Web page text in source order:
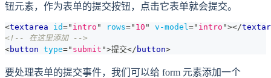
钮元素，作为表单的提交按钮，点击它表单就会提交。
<textarea id=" intro " rows=" 10 " v-model =" intro "></
<!-- 在这里添加 -->
<button type=" submit ">提交</ button>
要处理表单的提交事件，我们可以给 form 元素添加一个